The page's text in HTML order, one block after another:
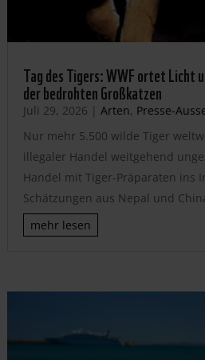
Tag des Tigers: WWF ortet Licht
der bedrohten Großkatzen
Juli 29, 2026 | Arten, Presse-
Nur mehr 5.500 wilde Tiger
illegaler Handel weitgehend
Handel mit Tiger-Präparaten ins
Schätzungen aus Nepal und
mehr lesen